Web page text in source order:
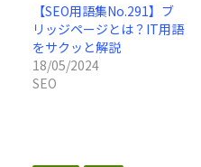
【SEO用語集No.291】ブ
リッジページとは？IT用語
をサクッと解説
18/05/2024
SEO